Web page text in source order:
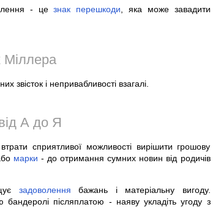
- цезнак перешкоди , яка може завадити
Міллера
і непривабливості взагалі.
А до Я
сприятливої можливості вирішити грошову
марки - до отримання сумних новин від родичів
задоволення бажань і матеріальну вигоду.
післяплатою - наяву укладіть угоду з